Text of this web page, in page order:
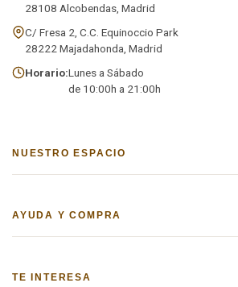
28108 Alcobendas, Madrid
C/ Fresa 2, C.C. Equinoccio Park
28222 Majadahonda, Madrid
Horario:Lunes a Sábado
de 10:00h a 21:00h
NUESTRO ESPACIO
AYUDA Y COMPRA
TE INTERESA